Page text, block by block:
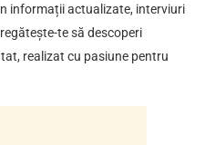
informații actualizate, interviuri
te să descoperi
realizat cu pasiune pentru